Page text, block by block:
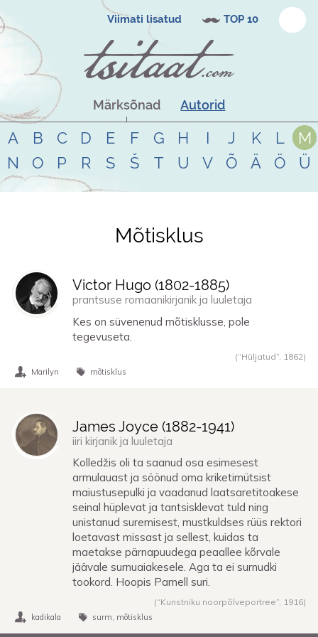
Viimati lisatud TOP 10
Märksõnad Autorid
A B C D E F G H I J K L
M
N
O P R S Š T U V Õ Ä Ö Ü
Tsitaadid teemalmõtisklus
Mõtisklus
Victor Hugo (1802-1885)
prantsuse romaanikirjanik ja luuletaja
Kes on süvenenud mõtisklusse, pole
tegevuseta.
(“Hüljatud”, 1862)
Marilyn mõtisklus
James Joyce (1882-1941)
iiri kirjanik ja luuletaja
Kolledžis oli ta saanud osa esimesest
armulauast ja söönud oma kriketimütsist
maiustusepulki ja vaadanud laatsaretitoakese
seinal hüplevat ja tantsisklevat tuld ning
unistanud suremisest, mustkuldses rüüs rektori
loetavast missast ja sellest, kuidas ta
maetakse pärnapuudega peaallee kõrvale
jäävale surnuaiakesele. Aga ta ei surnudki
tookord. Hoopis Parnell suri.
(“Kunstniku noorpõlveportree”, 1916)
kadikala surm mõtisklus